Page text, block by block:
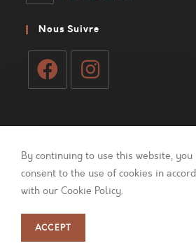
dans
application
Nous Suivre
nouvel
onglet
nouvel
onglet
Mon Compte
Connexion
Politique de confidentialité
By continuing to use this website, you
consent to the use of cookies in
with our Cookie Policy.
ACCEPT